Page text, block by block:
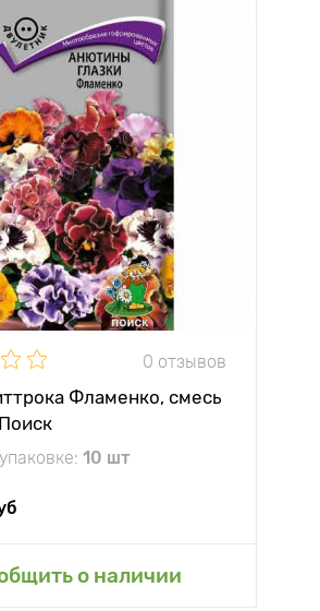
0 отзывов
Фламенко, смесь
10 шт
о наличии